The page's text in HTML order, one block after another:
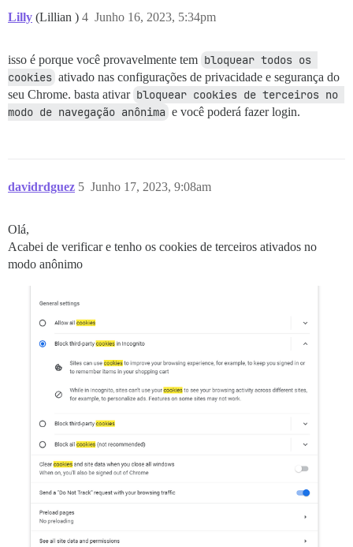
Lilly (Lillian ) Junho 16, 2023, 5:34pm
4
isso é porque você provavelmente tem bloquear todos os
cookies ativado nas configurações de privacidade e segurança do
seu Chrome. basta ativar bloquear cookies de terceiros no
modo de navegação anônima e você poderá fazer login.
davidrdguez Junho 17, 2023, 9:08am
5
Olá,
Acabei de verificar e tenho os cookies de terceiros ativados no
modo anônimo